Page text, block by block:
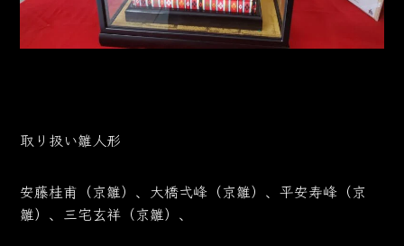
取り扱い雛人形
安藤桂甫（京雛）、大橋弌峰（京雛）、平安寿峰（京
雛）、三宅玄祥（京雛）、